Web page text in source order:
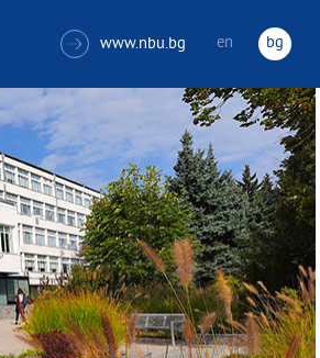
 www.nbu.bg en bg